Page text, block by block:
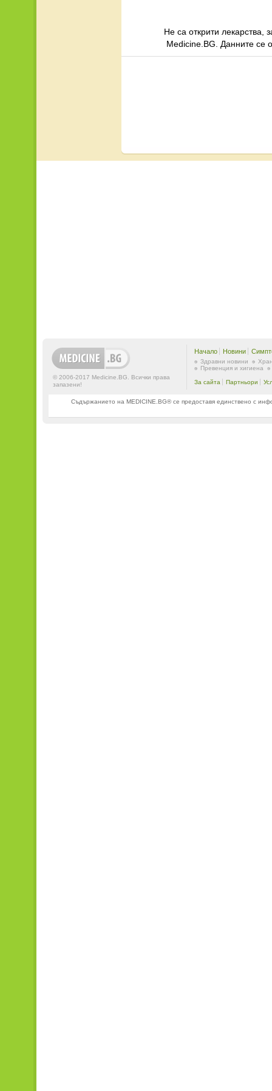
Не са открити лекарства,
Medicine.BG. Данните се
© 2006-2017 Medicine.BG. Всички права
запазени!
Начало Новини
Здравни новини
Превенция и хигиена
За сайта Партньори
Съдържанието на MEDICINE.BG® се предоставя единствено с